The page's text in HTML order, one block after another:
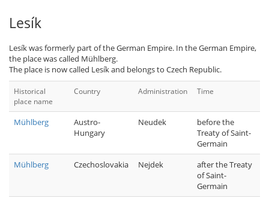
Lesík
Lesík was formerly part of the German Empire. In the German Empire,
the place was called Mühlberg.
The place is now called Lesík and belongs to Czech Republic.
Historical
place name
Country Administration Time
Mühlberg
Austro-
Hungary
Neudek
before the
Treaty of Saint-
Germain
Mühlberg
Czechoslovakia Nejdek
after the Treaty
of Saint-
Germain